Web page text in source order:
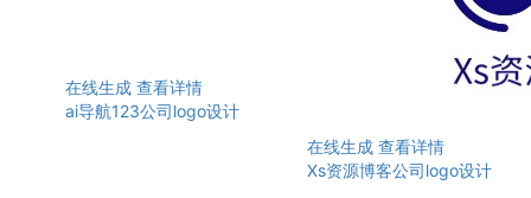
在线生成 查看详情
ai导航123公司logo设计
在线生成 查看详情
Xs资源博客公司logo设计